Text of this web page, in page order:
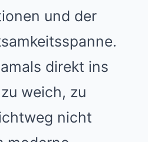
und der
direkt ins
weich, zu
nicht